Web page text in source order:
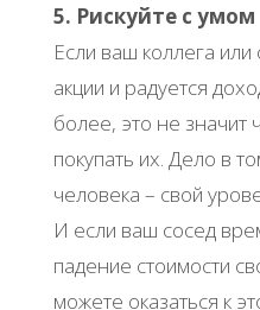
5. Рискуйте с умом
Если ваш коллега или
акции и радуется
более, это не значит
покупать их. Дело в
человека – свой
И если ваш сосед
падение стоимости
можете оказаться к